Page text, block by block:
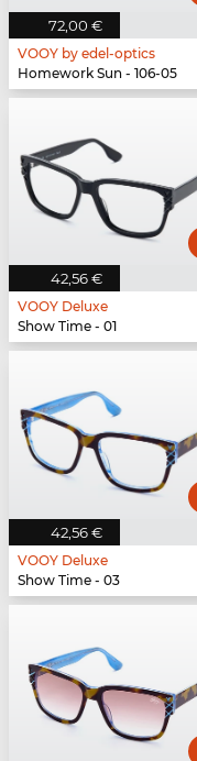
72,00 €
VOOY by edel-optics
Homework Sun - 106-05
42,56 €
VOOY Deluxe
Show Time - 01
42,56 €
VOOY Deluxe
Show Time - 03